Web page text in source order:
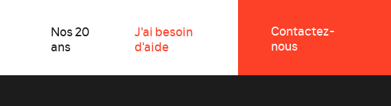
Contactez-
nous
Nos 20
ans
J'ai besoin
d'aide